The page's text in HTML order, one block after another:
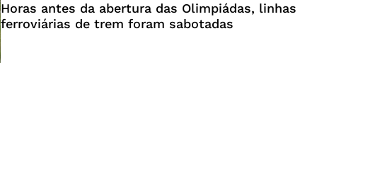
Horas antes da abertura das Olimpiádas, linhas
ferroviárias de trem foram sabotadas